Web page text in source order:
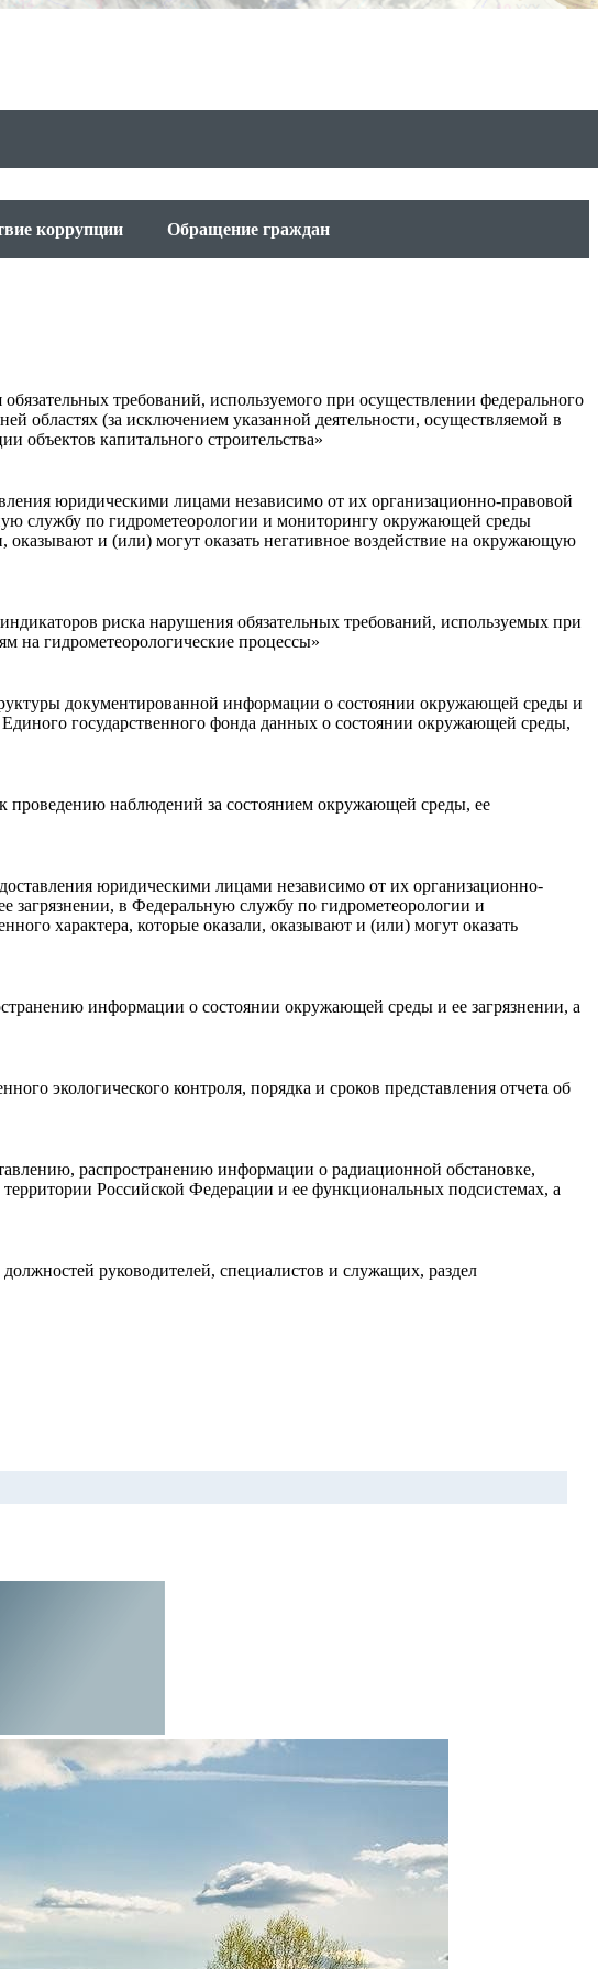
коррупции Обращение граждан
требований, используемого при осуществлении федерального
областях (за исключением указанной деятельности, осуществляемой в
объектов капитального строительства»
юридическими лицами независимо от их организационно-правовой
службу по гидрометеорологии и мониторингу окружающей среды
и (или) могут оказать негативное воздействие на окружающую
риска нарушения обязательных требований, используемых при
на гидрометеорологические процессы»
документированной информации о состоянии окружающей среды и
Единого государственного фонда данных о состоянии окружающей среды,
наблюдений за состоянием окружающей среды, ее
юридическими лицами независимо от их организационно-
в Федеральную службу по гидрометеорологии и
характера, которые оказали, оказывают и (или) могут оказать
информации о состоянии окружающей среды и ее загрязнении, а
экологического контроля, порядка и сроков представления отчета об
распространению информации о радиационной обстановке,
Российской Федерации и ее функциональных подсистемах, а
руководителей, специалистов и служащих, раздел